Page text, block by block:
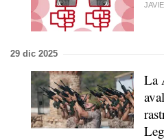
29 dic 2025
La